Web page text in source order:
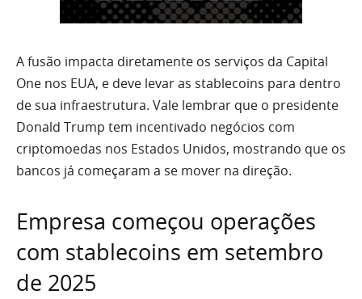
A fusão impacta diretamente os serviços da Capital
One nos EUA, e deve levar as stablecoins para dentro
de sua infraestrutura. Vale lembrar que o presidente
Donald Trump tem incentivado negócios com
criptomoedas nos Estados Unidos, mostrando que os
bancos já começaram a se mover na direção.
Empresa começou operações
com stablecoins em setembro
de 2025